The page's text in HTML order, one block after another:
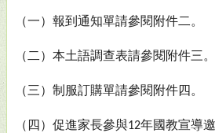
（一）報到通知單請參閱附件二。
（二）本土語調查表請參閱附件三。
（三）制服訂購單請參閱附件四。
（四）促進家長參與12年國教宣導